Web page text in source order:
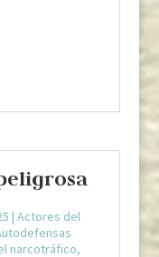
| Actores del
narcotráfico,